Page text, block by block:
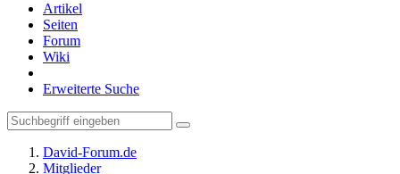
Artikel
Seiten
Forum
Wiki
Erweiterte Suche
David-Forum.de
Mitglieder